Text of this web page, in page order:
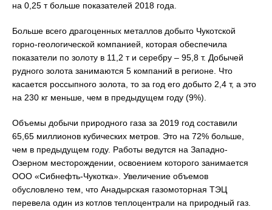
на 0,25 т больше показателей 2018 года.
Больше всего драгоценных металлов добыто Чукотской
горно-геологической компанией, которая обеспечила
показатели по золоту в 11,2 т и серебру – 95,8 т. Добычей
рудного золота занимаются 5 компаний в регионе. Что
касается россыпного золота, то за год его добыто 2,4 т, а это
на 230 кг меньше, чем в предыдущем году (9%).
Объемы добычи природного газа за 2019 год составили
65,65 миллионов кубических метров. Это на 72% больше,
чем в предыдущем году. Работы ведутся на Западно-
Озерном месторождении, освоением которого занимается
ООО «Сибнефть-Чукотка». Увеличение объемов
обусловлено тем, что Анадырская газомоторная ТЭЦ
перевела один из котлов теплоцентрали на природный газ.